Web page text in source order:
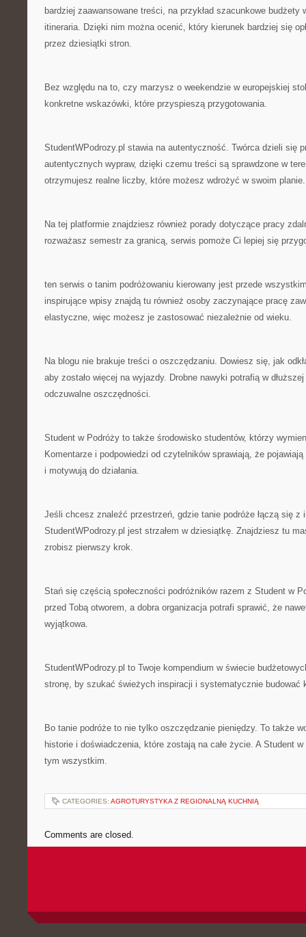
bardziej zaawansowane treści, na przykład szacunkowe budżety
itineraria. Dzięki nim można ocenić, który kierunek bardziej się
przez dziesiątki stron.
Bez względu na to, czy marzysz o weekendzie w europejskiej
konkretne wskazówki, które przyspieszą przygotowania.
StudentWPodrozy.pl stawia na autentyczność. Twórca dzieli się
autentycznych wypraw, dzięki czemu treści są sprawdzone w
otrzymujesz realne liczby, które możesz wdrożyć w swoim planie.
Na tej platformie znajdziesz również porady dotyczące pracy
rozważasz semestr za granicą, serwis pomoże Ci lepiej się
ten serwis o tanim podróżowaniu kierowany jest przede
inspirujące wpisy znajdą tu również osoby zaczynające pracę
elastyczne, więc możesz je zastosować niezależnie od wieku.
Na blogu nie brakuje treści o oszczędzaniu. Dowiesz się, jak
aby zostało więcej na wyjazdy. Drobne nawyki potrafią w
odczuwalne oszczędności.
Student w Podróży to także środowisko studentów, którzy
Komentarze i podpowiedzi od czytelników sprawiają, że
i motywują do działania.
Jeśli chcesz znaleźć przestrzeń, gdzie tanie podróże łączą się z
StudentWPodrozy.pl jest strzałem w dziesiątkę. Znajdziesz tu
zrobisz pierwszy krok.
Stań się częścią społeczności podróżników razem z Student w
przed Tobą otworem, a dobra organizacja potrafi sprawić, że
wyjątkowa.
StudentWPodrozy.pl to Twoje kompendium w świecie
stronę, by szukać świeżych inspiracji i systematycznie budować
Bo tanie podróże to nie tylko oszczędzanie pieniędzy. To także
historie i doświadczenia, które zostają na całe życie. A Student
tym wszystkim.
CATEGORIES: AGROTURYSTYKA Z REGIONALNĄ KUCHNIĄ
Comments are closed.